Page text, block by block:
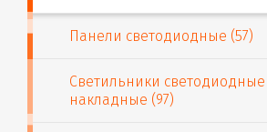
Панели светодиодные (57)
Светильники светодиодные
накладные (97)